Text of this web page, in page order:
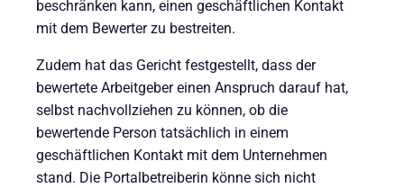
beschränken kann, einen geschäftlichen Kontakt
mit dem Bewerter zu bestreiten.
Zudem hat das Gericht festgestellt, dass der
bewertete Arbeitgeber einen Anspruch darauf hat,
selbst nachvollziehen zu können, ob die
bewertende Person tatsächlich in einem
geschäftlichen Kontakt mit dem Unternehmen
stand. Die Portalbetreiberin könne sich nicht